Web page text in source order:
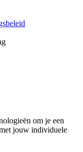
om je een
jouw individuele